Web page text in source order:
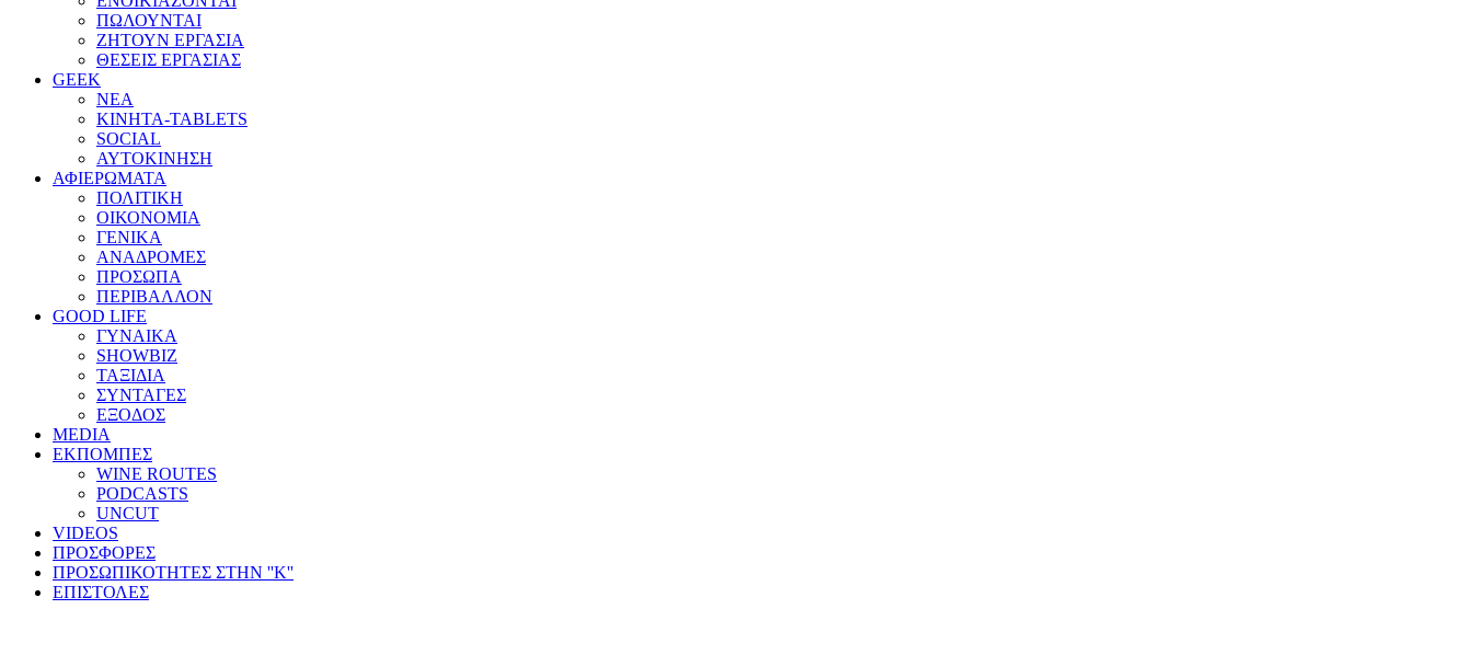
ΠΩΛΟΥΝΤΑΙ
ΖΗΤΟΥΝ ΕΡΓΑΣΙΑ
ΘΕΣΕΙΣ ΕΡΓΑΣΙΑΣ
GEEK
ΝΕΑ
ΚΙΝΗΤΑ-TABLETS
SOCIAL
ΑΥΤΟΚΙΝΗΣΗ
ΑΦΙΕΡΩΜΑΤΑ
ΠΟΛΙΤΙΚΗ
ΟΙΚΟΝΟΜΙΑ
ΓΕΝΙΚΑ
ΑΝΑΔΡΟΜΕΣ
ΠΡΟΣΩΠΑ
ΠΕΡΙΒΑΛΛΟΝ
GOOD LIFE
ΓΥΝΑΙΚΑ
SHOWBIZ
ΤΑΞΙΔΙΑ
ΣΥΝΤΑΓΕΣ
ΕΞΟΔΟΣ
MEDIA
ΕΚΠΟΜΠΕΣ
WINE ROUTES
PODCASTS
UNCUT
VIDEOS
ΠΡΟΣΦΟΡΕΣ
ΠΡΟΣΩΠΙΚΟΤΗΤΕΣ ΣΤΗΝ ''Κ''
ΕΠΙΣΤΟΛΕΣ